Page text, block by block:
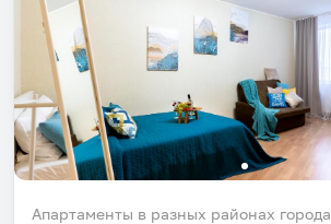
Апартаменты в разных районах города